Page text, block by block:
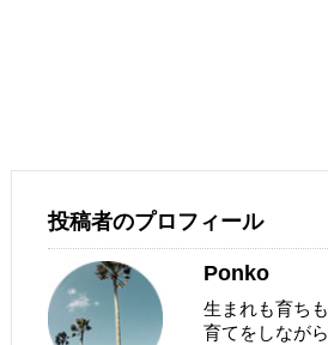
投稿者のプロフィール
Ponko
生まれも育ち
育てをしなが